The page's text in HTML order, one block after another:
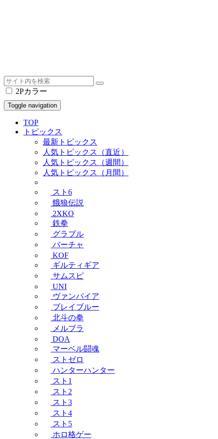
2Pカラー
Toggle navigation
TOP
トピックス
最新トピックス
人気トピックス（直近）
人気トピックス（週間）
人気トピックス（月間）
スト6
餓狼伝説
2XKO
鉄拳
グラブル
バーチャ
KOF
ギルティギア
サムスピ
UNI
ヴァンパイア
ブレイブルー
北斗の拳
メルブラ
DOA
マーベル闘魂
ストゼロ
ハンターハンター
スト1
スト2
スト3
スト4
スト5
ホロ格ゲー